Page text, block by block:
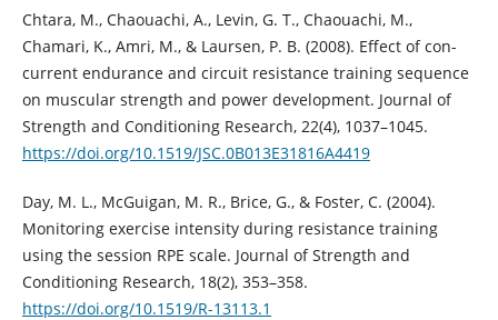
Chtara, M., Chaouachi, A., Levin, G. T., Chaouachi, M.,
Chamari, K., Amri, M., & Laursen, P. B. (2008). Effect of con-
current endurance and circuit resistance training sequence
on muscular strength and power development. Journal of
Strength and Conditioning Research, 22(4), 1037–1045.
https://doi.org/10.1519/JSC.0B013E31816A4419
Day, M. L., McGuigan, M. R., Brice, G., & Foster, C. (2004).
Monitoring exercise intensity during resistance training
using the session RPE scale. Journal of Strength and
Conditioning Research, 18(2), 353–358.
https://doi.org/10.1519/R-13113.1